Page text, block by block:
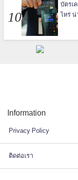
บัตรเ
ไหร่ น่
Information
Privacy Policy
ติดต่อเรา